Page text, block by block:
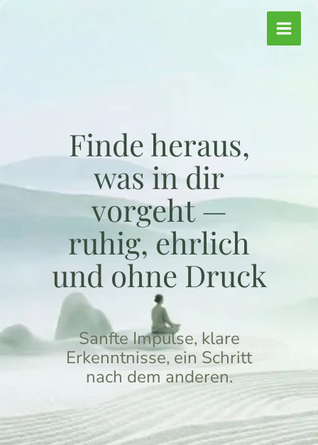
Finde heraus,
was in dir
vorgeht —
ruhig, ehrlich
und ohne Druck
Sanfte Impulse, klare
Erkenntnisse, ein Schritt
nach dem anderen.